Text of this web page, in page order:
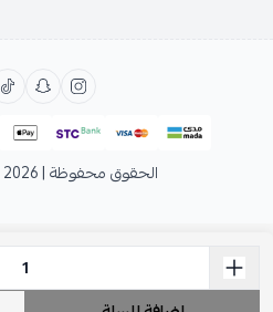
الحقوق محفوظة | 2026